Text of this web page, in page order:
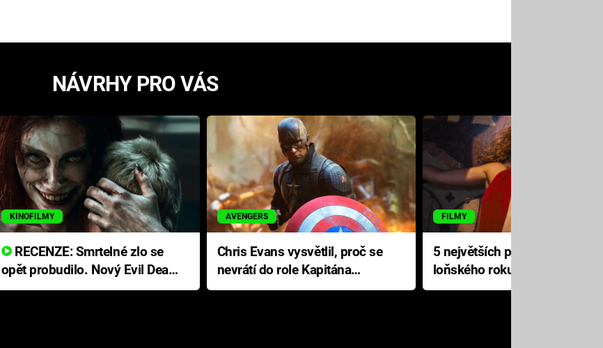
NÁVRHY PRO VÁS
KINOFILMY
RECENZE: Smrtelné zlo se
opět probudilo. Nový Evil Dead
přichází s neodolatelnou
AVENGERS
Chris Evans vysvětlil, proč se
nevrátí do role Kapitána
Ameriky
FILMY
5 největších propadáků
loňského roku: Disney na
jediné katastrofě prodělal 200